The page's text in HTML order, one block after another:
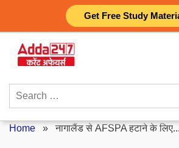
Get Free Study
content
Search
Home »नागालैंड से AFSPA हटाने के लिए...